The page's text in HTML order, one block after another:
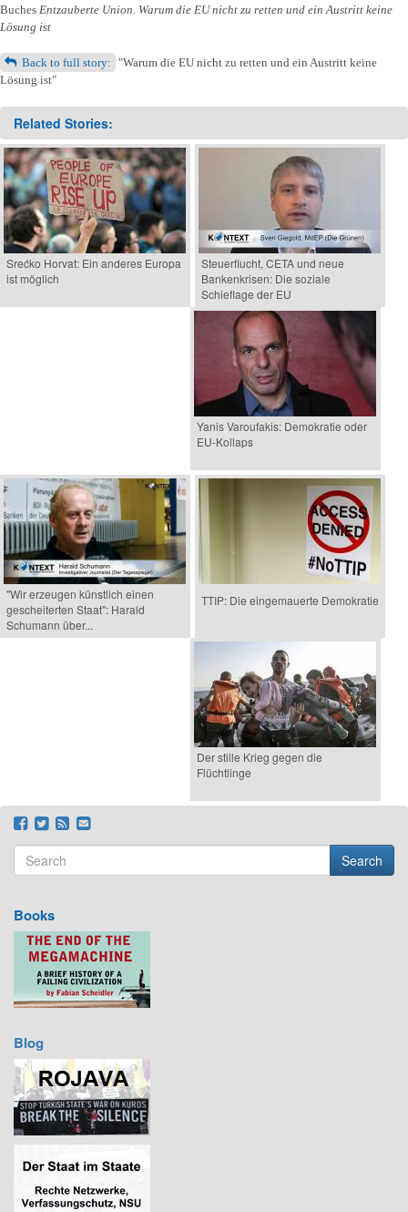
Buches Entzauberte Union. Warum die EU nicht zu retten und ein Austritt keine
Lösung ist
Back to full story:
"Warum die EU nicht zu retten und ein Austritt keine
Lösung ist"
Related Stories:
Srećko Horvat: Ein anderes Europa
ist möglich
Steuerflucht, CETA und neue
Bankenkrisen: Die soziale
Schieflage der EU
Yanis Varoufakis: Demokratie oder
EU-Kollaps
"Wir erzeugen künstlich einen
gescheiterten Staat": Harald
Schumann über...
TTIP: Die eingemauerte Demokratie
Der stille Krieg gegen die
Flüchtlinge
Search form
Search
Books
Blog